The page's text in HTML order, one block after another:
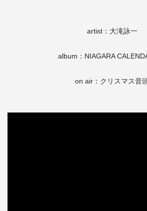
artist：大滝詠一
album：NIAGARA
on air：クリスマス音